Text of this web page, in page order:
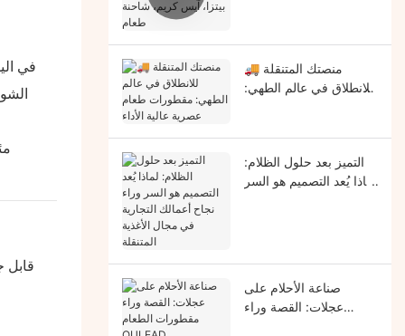
في
🚚 منصتك المتنقلة
للانطلاق في عالم الطهي:
التميز بعد حلول الظلام:
لماذا يُعد التصميم هو السر
صناعة الأحلام على
عجلات: القصة وراء